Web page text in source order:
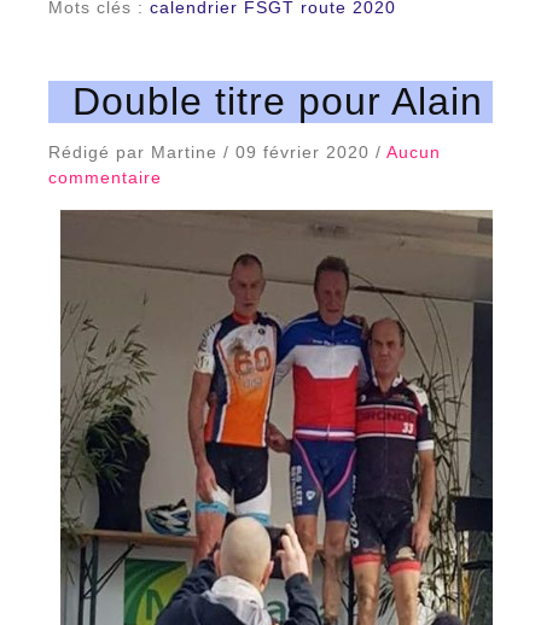
Mots clés : calendrier FSGT route 2020
Double titre pour Alain
Rédigé par Martine / 09 février 2020 / Aucun
commentaire